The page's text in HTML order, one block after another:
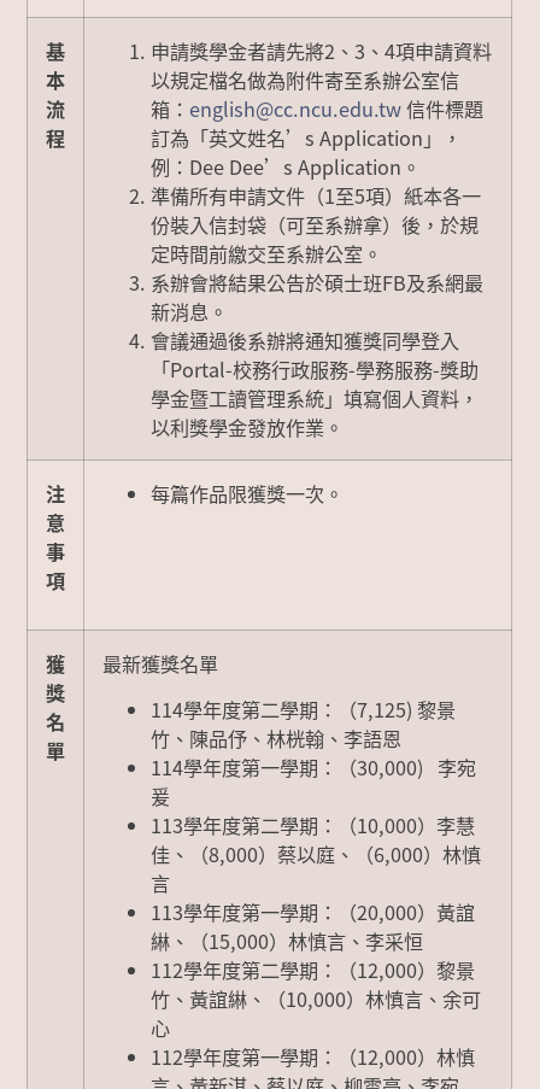
基
本
流
程
申請獎學金者請先將2、3、4項申請資料
以規定檔名做為附件寄至系辦公室信
箱： english@cc.ncu.edu.tw信件標題
訂為「英文姓名’s Application」，
例：Dee Dee’s Application。
準備所有申請文件（1至5項）紙本各一
份裝入信封袋（可至系辦拿）後，於規
定時間前繳交至系辦公室。
系辦會將結果公告於碩士班FB及系網最
新消息。
會議通過後系辦將通知獲獎同學登入
「Portal-校務行政服務-學務服務-獎助
學金暨工讀管理系統」填寫個人資料，
以利獎學金發放作業。
注
意
事
項
每篇作品限獲獎一次。
獲
獎
名
單
最新獲獎名單
114學年度第二學期：（7,125) 黎景
竹、陳品伃、林桄翰、李語恩
114學年度第一學期：（30,000) 李宛
爰
113學年度第二學期：（10,000）李慧
佳、（8,000）蔡以庭、（6,000）林慎
言
113學年度第一學期：（20,000）黃誼
綝、（15,000）林慎言、李采恒
112學年度第二學期：（12,000）黎景
竹、黃誼綝、（10,000）林慎言、余可
心
112學年度第一學期：（12,000）林慎